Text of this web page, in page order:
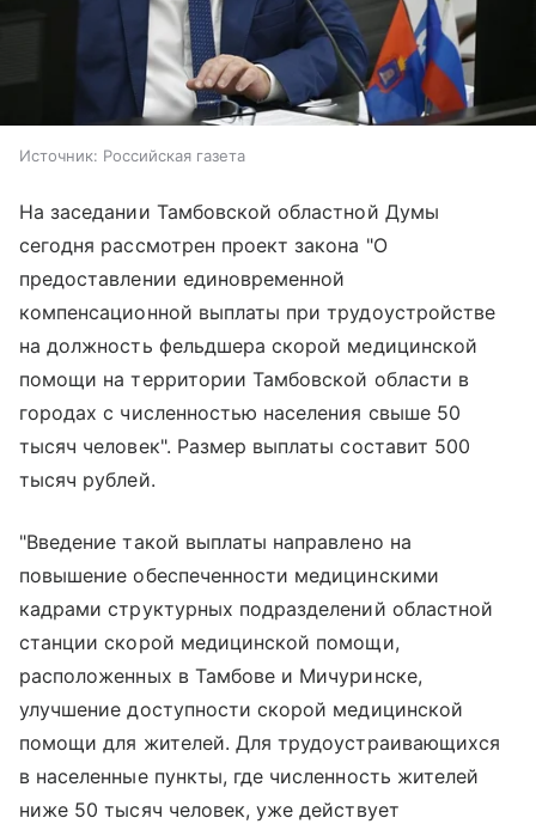
Источник: Российская газета
На заседании Тамбовской областной Думы
сегодня рассмотрен проект закона "О
предоставлении единовременной
компенсационной выплаты при трудоустройстве
на должность фельдшера скорой медицинской
помощи на территории Тамбовской области в
городах с численностью населения свыше 50
тысяч человек". Размер выплаты составит 500
тысяч рублей.
"Введение такой выплаты направлено на
повышение обеспеченности медицинскими
кадрами структурных подразделений областной
станции скорой медицинской помощи,
расположенных в Тамбове и Мичуринске,
улучшение доступности скорой медицинской
помощи для жителей. Для трудоустраивающихся
в населенные пункты, где численность жителей
ниже 50 тысяч человек, уже действует